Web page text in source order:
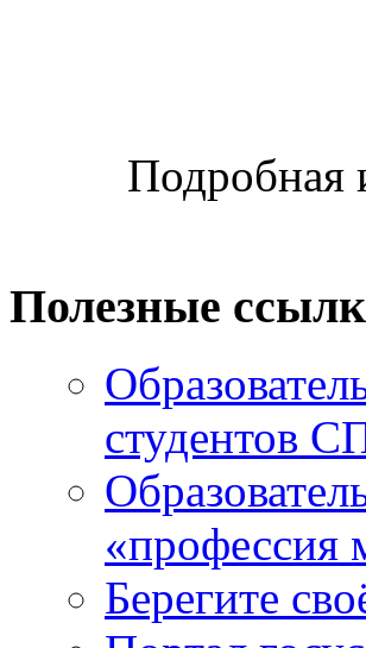
Подробная
Полезные
студентов
«профессия
Берегите